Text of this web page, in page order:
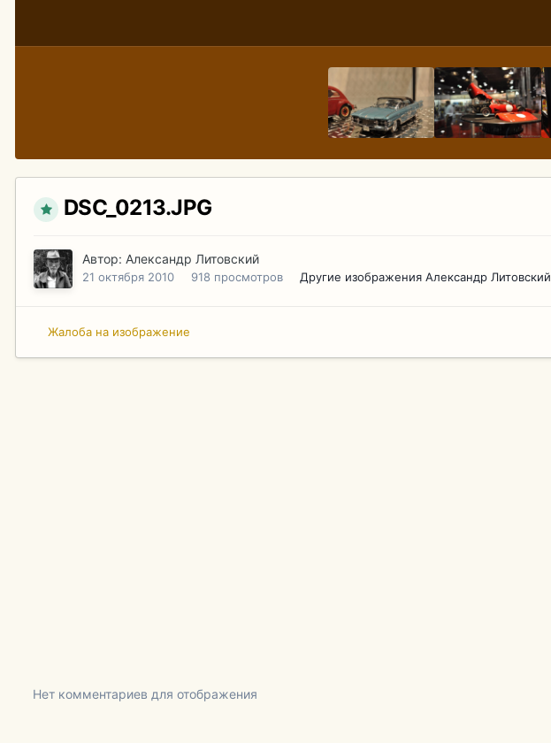
DSC_0213.JPG
Автор: Александр Литовский
21 октября 2010 918 просмотров Другие изображения Александр Литовский
Жалоба на изображение
Нет комментариев для отображения